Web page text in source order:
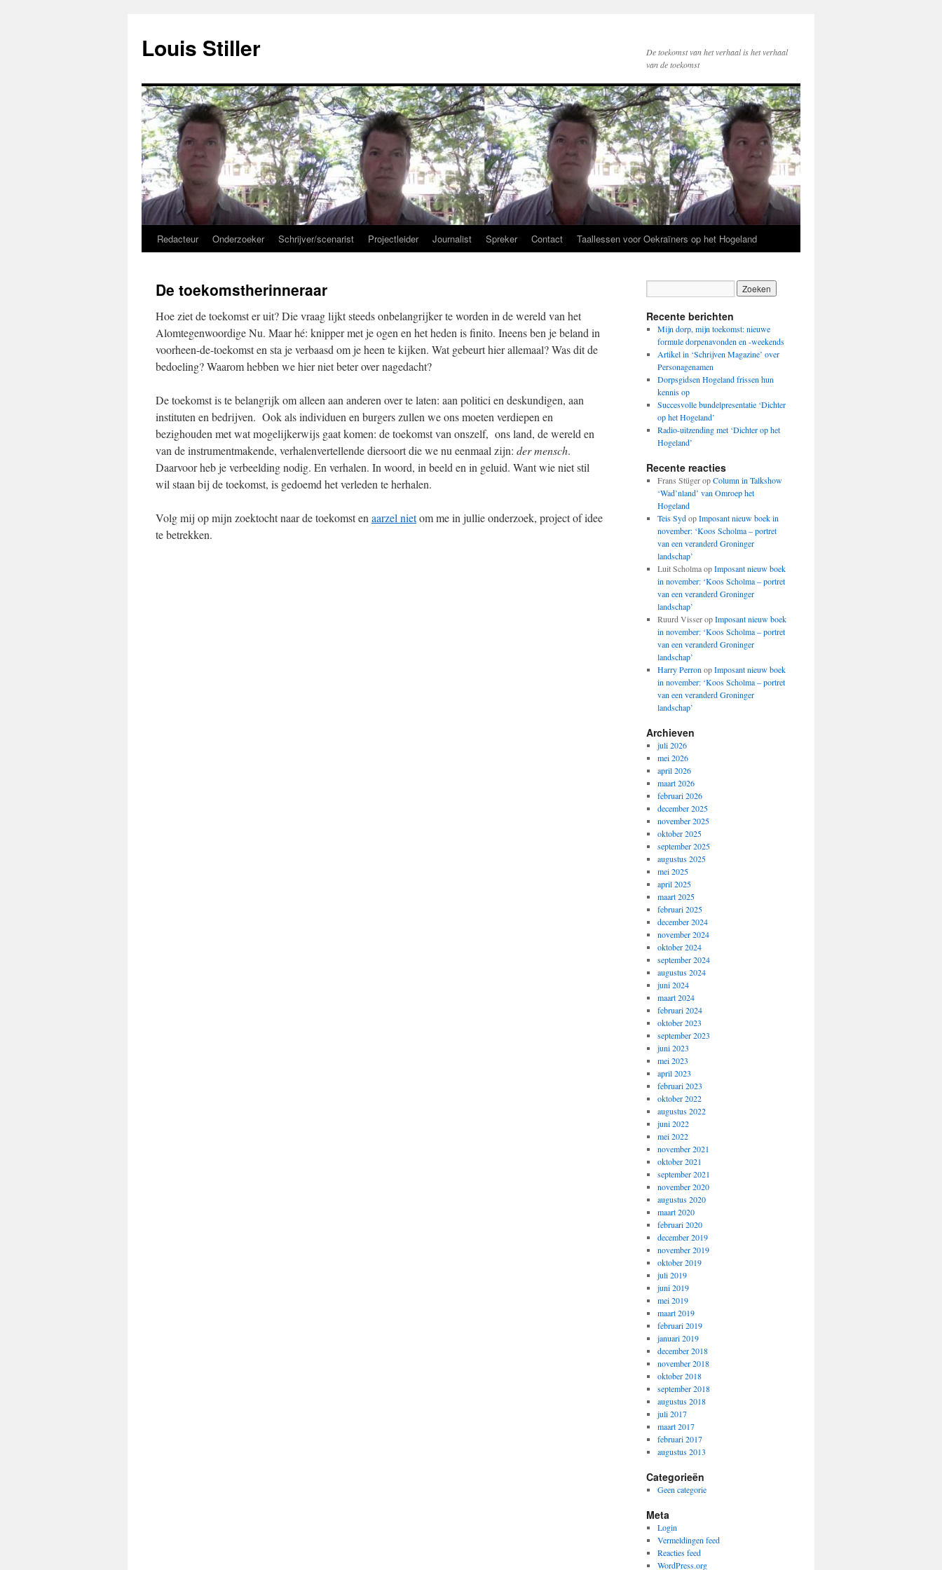
inhoud
Louis Stiller
De toekomst van het verhaal is het verhaal
van de toekomst
Redacteur Onderzoeker Schrijver/scenarist Projectleider Journalist Spreker Contact Taallessen voor Oekraïners op het Hogeland
De toekomstherinneraar
Hoe ziet de toekomst er uit? Die vraag lijkt steeds onbelangrijker te worden in de wereld van het
Alomtegenwoordige Nu. Maar hé: knipper met je ogen en het heden is finito. Ineens ben je beland in
voorheen-de-toekomst en sta je verbaasd om je heen te kijken. Wat gebeurt hier allemaal? Was dit de
bedoeling? Waarom hebben we hier niet beter over nagedacht?
De toekomst is te belangrijk om alleen aan anderen over te laten: aan politici en deskundigen, aan
instituten en bedrijven. Ook als individuen en burgers zullen we ons moeten verdiepen en
bezighouden met wat mogelijkerwijs gaat komen: de toekomst van onszelf, ons land, de wereld en
van de instrumentmakende, verhalenvertellende diersoort die we nu eenmaal zijn: der mensch.
Daarvoor heb je verbeelding nodig. En verhalen. In woord, in beeld en in geluid. Want wie niet stil
wil staan bij de toekomst, is gedoemd het verleden te herhalen.
Volg mij op mijn zoektocht naar de toekomst en aarzel nietom me in jullie onderzoek, project of idee
te betrekken.
Recente berichten
Mijn dorp, mijn toekomst: nieuwe
formule dorpenavonden en -weekends
Artikel in ‘Schrijven Magazine’ over
Personagenamen
Dorpsgidsen Hogeland frissen hun
kennis op
Succesvolle bundelpresentatie ‘Dichter
op het Hogeland’
Radio-uitzending met ‘Dichter op het
Hogeland’
Recente reacties
Frans StügeropColumn in Talkshow
‘Wad’nland’ van Omroep het
Hogeland
Teis SydopImposant nieuw boek in
november: ‘Koos Scholma – portret
van een veranderd Groninger
landschap’
Luit ScholmaopImposant nieuw boek
in november: ‘Koos Scholma – portret
van een veranderd Groninger
landschap’
Ruurd VisseropImposant nieuw boek
in november: ‘Koos Scholma – portret
van een veranderd Groninger
landschap’
Harry Perron opImposant nieuw boek
in november: ‘Koos Scholma – portret
van een veranderd Groninger
landschap’
Archieven
juli 2026
mei 2026
april 2026
maart 2026
februari 2026
december 2025
november 2025
oktober 2025
september 2025
augustus 2025
mei 2025
april 2025
maart 2025
februari 2025
december 2024
november 2024
oktober 2024
september 2024
augustus 2024
juni 2024
maart 2024
februari 2024
oktober 2023
september 2023
juni 2023
mei 2023
april 2023
februari 2023
oktober 2022
augustus 2022
juni 2022
mei 2022
november 2021
oktober 2021
september 2021
november 2020
augustus 2020
maart 2020
februari 2020
december 2019
november 2019
oktober 2019
juli 2019
juni 2019
mei 2019
maart 2019
februari 2019
januari 2019
december 2018
november 2018
oktober 2018
september 2018
augustus 2018
juli 2017
maart 2017
februari 2017
augustus 2013
Categorieën
Geen categorie
Meta
Login
Vermeldingen feed
Reacties feed
WordPress.org